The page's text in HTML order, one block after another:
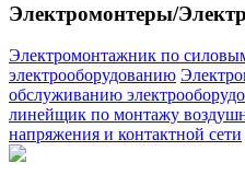
Электромонтеры/
Электромонтажник по
электрооборудованию
обслуживанию
линейщик по монтажу
напряжения и контактной сети